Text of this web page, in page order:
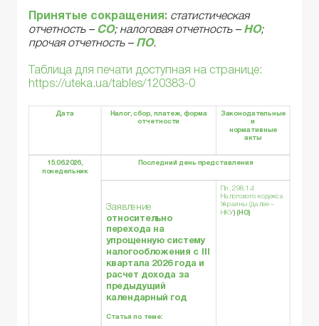
Принятые сокращения: статистическая
отчетность – СО; налоговая отчетность – НО;
прочая отчетность – ПО.
Таблица для печати доступная на странице:
https://uteka.ua/tables/120383-0
Дата Налог, сбор, платеж, форма
отчетности
Законодательные
и
нормативные
акты
15.06.2026,
понедельник
Последний день представления
Заявление
относительно
перехода на
упрощенную систему
налогообложения с III
квартала 2026 года и
расчет дохода за
предыдущий
календарный год
Статья по теме:
Пп. 298.1.4
Налогового кодекса
Украины (далее –
НКУ)(НО)